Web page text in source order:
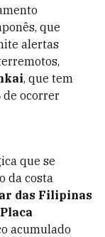
que
alertas
, que tem
de ocorrer
que se
da costa
das Filipinas
Placa
acumulado